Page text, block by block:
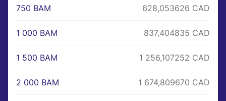
750 BAM 628,053626 CAD
1 000 BAM 837,404835 CAD
1 500 BAM 1 256,107252 CAD
2 000 BAM 1 674,809670 CAD